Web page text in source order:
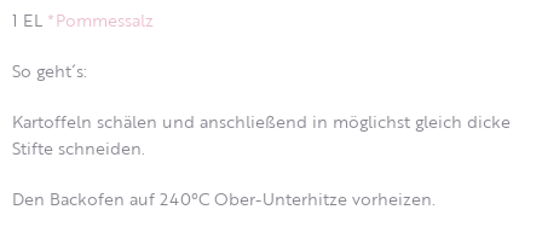
1 EL *Pommessalz
So geht´s:
Kartoffeln schälen und anschließend in möglichst gleich dicke
Stifte schneiden.
Den Backofen auf 240°C Ober-Unterhitze vorheizen.